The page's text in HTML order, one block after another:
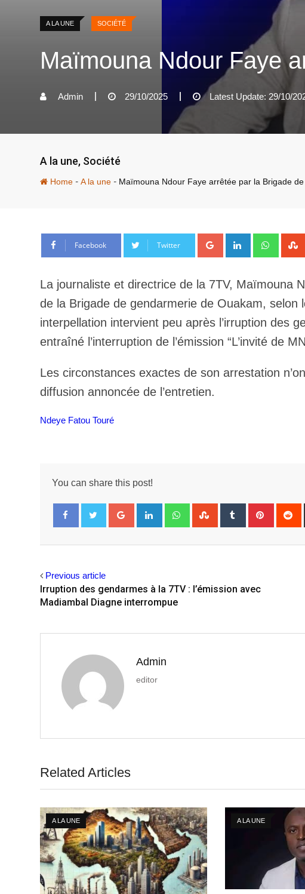
A LA UNE SOCIÉTÉ
Maïmouna Ndour Faye
Admin 29/10/2025 Latest Update: 29/10/
A la une, Société
Home - A la une - Maïmouna Ndour Faye arrêtée par la Brigade
Facebook Twitter
Google+ LinkedIn
La journaliste et directrice de la 7TV, Maïmouna
de la Brigade de gendarmerie de Ouakam,
interpellation intervient peu après l’irruption des
entraîné l’interruption de l’émission “L’invité de
Les circonstances exactes de son arrestation
diffusion annoncée de l’entretien.
Ndeye Fatou Touré
You can share this post!
Google+ LinkedIn WhatsappStumbleUpon
Tumblr Pinterest
Previous article
Irruption des gendarmes à la 7TV : l’émission avec
Madiambal Diagne interrompue
Admin
editor
Related Articles
A LA UNE A LA UNE